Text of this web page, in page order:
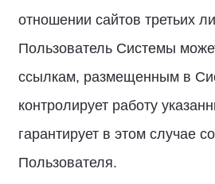
отношении сайтов третьих
Пользователь Системы
ссылкам, размещенным в
контролирует работу
гарантирует в этом случае
Пользователя.